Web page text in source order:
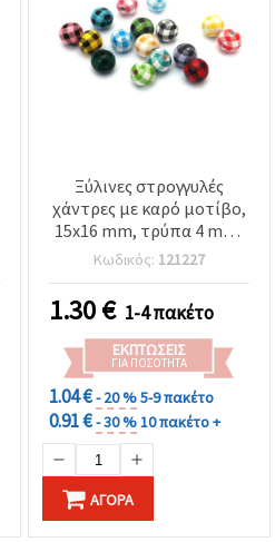
Ξύλινες στρογγυλές
χάντρες με καρό μοτίβο,
15x16 mm, τρύπα 4 mm,
μικτά χρώματα
(assorted), 10 τεμ. – για
κατασκευή κοσμημάτων,
βραχιολιών, κολιέ και
διακόσμηση
Κωδικός: 121227
1.30€ 1-4 πακέτο
ΕΚΠΤΏΣΕΙΣ
ΓΙΑ ΠΟΣΌΤΗΤΑ
1.04 €- 20 %5-9 πακέτο
0.91 €- 30 %10 πακέτο +
ΑΓΟΡΆ